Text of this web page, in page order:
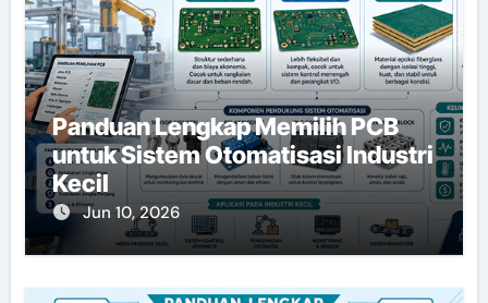
Panduan Lengkap Memilih PCB
untuk Sistem Otomatisasi Industri
Kecil
Jun 10, 2026